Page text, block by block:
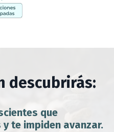
descubrirás:
que
te impiden avanzar.